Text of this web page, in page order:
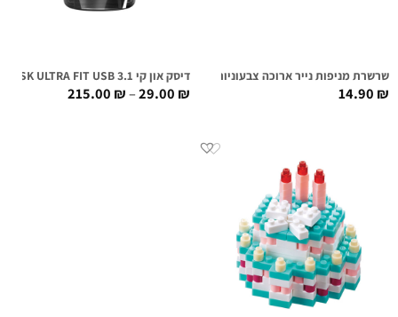
שרשרת מניפות נייר ארוכה צבעוניות
14.90₪
דיסק און קי SANDISK ULTRA FIT USB 3.1
29.00₪
–
215.00₪